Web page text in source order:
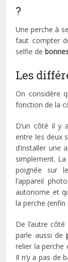
?
Une perche à
faut compter
selfie de
Les
On considère
fonction de la
D’un côté il y a
entre les deux
d’installer une
simplement.
poignée sur
l’appareil
autonome et
la perche
De l’autre
parle aussi de
relier la perche
Il n’y a pas de